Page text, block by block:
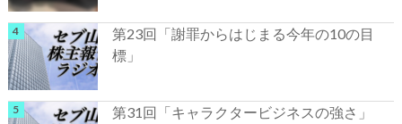
第23回「謝罪からはじまる今年の10の目
標」
第31回「キャラクタービジネスの強さ」